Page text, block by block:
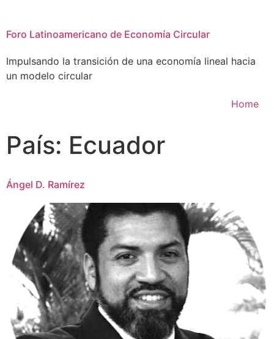
Foro Latinoamericano de Economía Circular
Impulsando la transición de una economía lineal hacia
un modelo circular
Home
País: Ecuador
Ángel D. Ramírez